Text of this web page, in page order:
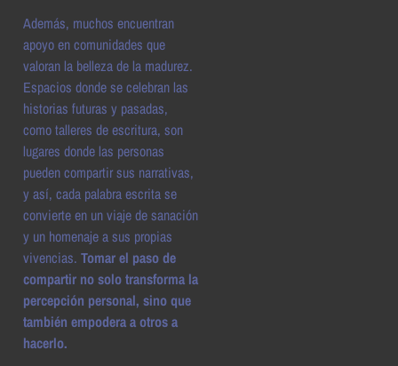
Además, muchos encuentran
apoyo en comunidades que
valoran la belleza de la madurez.
Espacios donde se celebran las
historias futuras y pasadas,
como talleres de escritura, son
lugares donde las personas
pueden compartir sus narrativas,
y así, cada palabra escrita se
convierte en un viaje de sanación
y un homenaje a sus propias
vivencias. Tomar el paso de
compartir no solo transforma la
percepción personal, sino que
también empodera a otros a
hacerlo.